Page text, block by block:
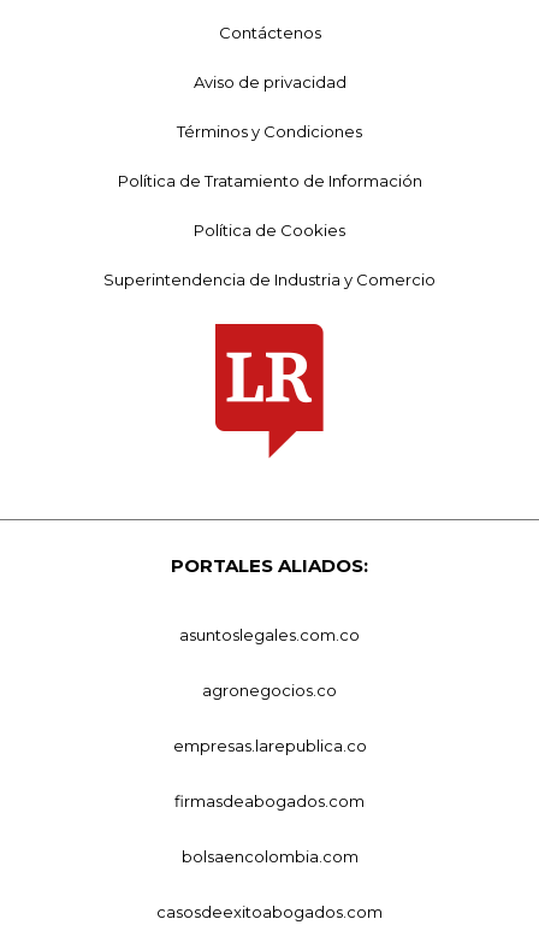
Contáctenos
Aviso de privacidad
Términos y Condiciones
Política de Tratamiento de Información
Política de Cookies
Superintendencia de Industria y Comercio
PORTALES ALIADOS:
asuntoslegales.com.co
agronegocios.co
empresas.larepublica.co
firmasdeabogados.com
bolsaencolombia.com
casosdeexitoabogados.com